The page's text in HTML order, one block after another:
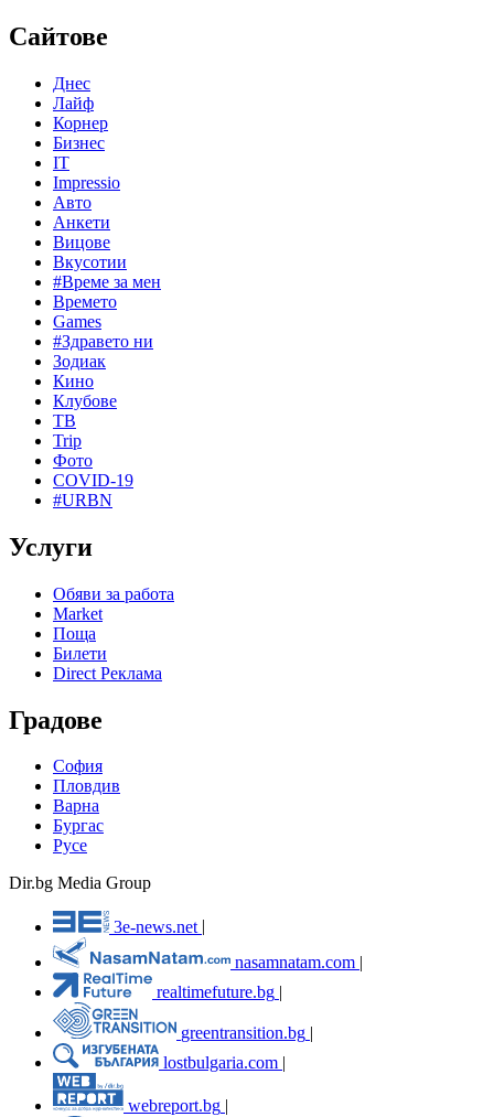
Сайтове
Днес
Лайф
Корнер
Бизнес
IT
Impressio
Авто
Анкети
Вицове
Вкусотии
#Време за мен
Времето
Games
#Здравето ни
Зодиак
Кино
Клубове
ТВ
Trip
Фото
COVID-19
#URBN
Услуги
Обяви за работа
Market
Поща
Билети
Direct Реклама
Градове
София
Пловдив
Варна
Бургас
Русе
Dir.bg Media Group
3e-news.net
nasamnatam.com |
realtimefuture.bg |
greentransition.bg |
lostbulgaria.com |
webreport.bg